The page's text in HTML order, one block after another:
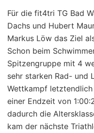
Für die fit4tri TG Bad
Dachs und Hubert
Markus Löw das Ziel
Schon beim
Spitzengruppe mit 4
sehr starken Rad- und
Wettkampf
einer Endzeit von
dadurch die
kam der nächste